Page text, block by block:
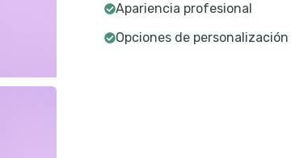
Apariencia profesional
Opciones de